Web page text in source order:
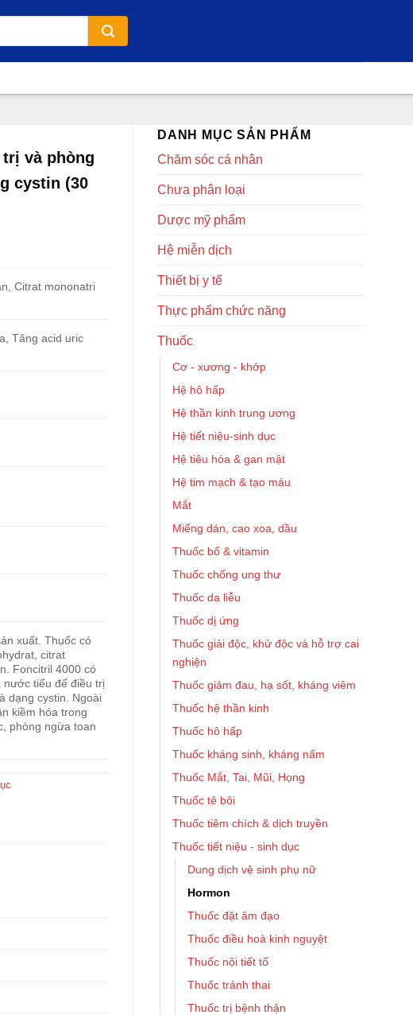
DANH MỤC SẢN PHẨM
Chăm sóc cá nhân
Chưa phân loại
Dược mỹ phẩm
Hệ miễn dịch
Thiết bị y tế
Thực phẩm chức năng
Thuốc
Cơ - xương - khớp
Hệ hô hấp
Hệ thần kinh trung ương
Hệ tiết niệu-sinh dục
Hệ tiêu hóa & gan mật
Hệ tim mạch & tạo máu
Mắt
Miếng dán, cao xoa, dầu
Thuốc bổ & vitamin
Thuốc chống ung thư
Thuốc da liễu
Thuốc dị ứng
Thuốc giải độc, khử độc và hỗ trợ cai
nghiện
Thuốc giảm đau, hạ sốt, kháng viêm
Thuốc hệ thần kinh
Thuốc hô hấp
Thuốc kháng sinh, kháng nấm
Thuốc Mắt, Tai, Mũi, Họng
Thuốc tê bôi
Thuốc tiêm chích & dịch truyền
Thuốc tiết niệu - sinh dục
Dung dịch vệ sinh phụ nữ
Hormon
Thuốc đặt âm đạo
Thuốc điều hoà kinh nguyệt
Thuốc nội tiết tố
Thuốc tránh thai
Thuốc trị bệnh thận
và phòng
cystin (30
Citrat mononatri
Tăng acid uric
xuất. Thuốc có
citrat
Foncitril 4000 có
nước tiểu để điều trị
dạng cystin. Ngoài
kiềm hóa trong
phòng ngừa toan